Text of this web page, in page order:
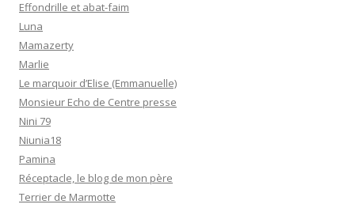
Effondrille et abat-faim
Luna
Mamazerty
Marlie
Le marquoir d’Elise (Emmanuelle)
Monsieur Echo de Centre presse
Nini 79
Niunia18
Pamina
Réceptacle, le blog de mon père
Terrier de Marmotte